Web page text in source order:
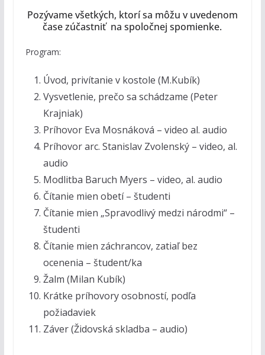
Pozývame všetkých, ktorí sa môžu v uvedenom
čase zúčastniť na spoločnej spomienke.
Program:
Úvod, privítanie v kostole (M.Kubík)
Vysvetlenie, prečo sa schádzame (Peter
Krajniak)
Príhovor Eva Mosnáková – video al. audio
Príhovor arc. Stanislav Zvolenský – video, al.
audio
Modlitba Baruch Myers – video, al. audio
Čítanie mien obetí – študenti
Čítanie mien „Spravodlivý medzi národmi“ –
študenti
Čítanie mien záchrancov, zatiaľ bez
ocenenia – študent/ka
Žalm (Milan Kubík)
Krátke príhovory osobností, podľa
požiadaviek
Záver (Židovská skladba – audio)